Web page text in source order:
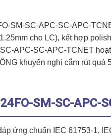
SM-SC-APC-SC-APC-
cho LC), kết hợp
APC-SC-APC-TCNET
khuyến nghị cắm rút
SM-SC-APC-
ứng chuẩn IEC 61753-1,